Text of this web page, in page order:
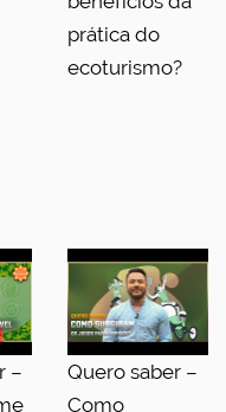
prática do
ecoturismo?
–
Quero saber –
Como